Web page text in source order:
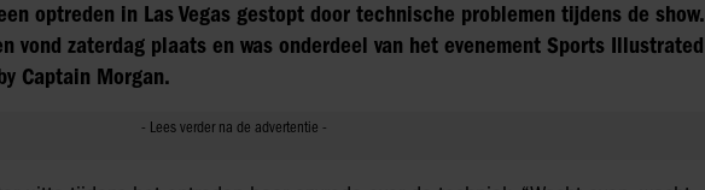
optreden in Las Vegas gestopt door technische problemen tijdens de show.
vond zaterdag plaats en was onderdeel van het evenement Sports Illustrated
Captain Morgan.